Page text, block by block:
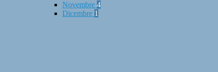
Novembre 4
Dicembre 1